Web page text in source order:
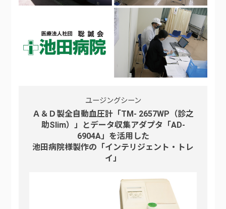
ユージングシーン
Ａ＆Ｄ製全自動血圧計「TM- 2657WP（診之
助Slim）」とデータ収集アダプタ「AD-
6904A」を活用した
池田病院様製作の「インテリジェント・トレ
イ」